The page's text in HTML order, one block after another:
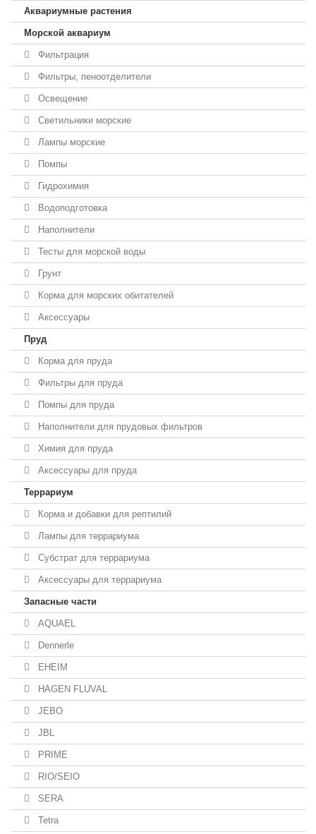
Аквариумные растения
Морской аквариум
Фильтрация
Фильтры, пеноотделители
Освещение
Светильники морские
Лампы морские
Помпы
Гидрохимия
Водоподготовка
Наполнители
Тесты для морской воды
Грунт
Корма для морских обитателей
Аксессуары
Пруд
Корма для пруда
Фильтры для пруда
Помпы для пруда
Наполнители для прудовых фильтров
Химия для пруда
Аксессуары для пруда
Террариум
Корма и добавки для рептилий
Лампы для террариума
Субстрат для террариума
Аксессуары для террариума
Запасные части
AQUAEL
Dennerle
EHEIM
HAGEN FLUVAL
JEBO
JBL
PRIME
RIO/SEIO
SERA
Tetra